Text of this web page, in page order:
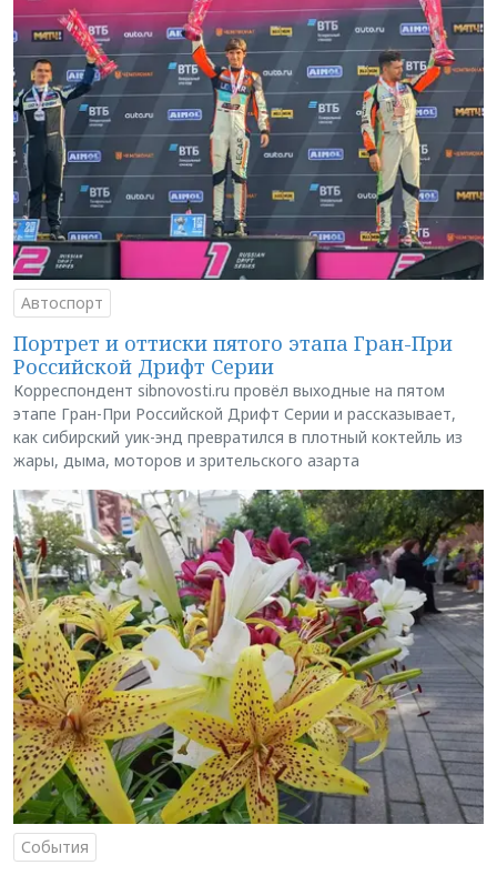
Автоспорт
Портрет и оттиски пятого этапа Гран-При
Российской Дрифт Серии
Корреспондент sibnovosti.ru провёл выходные на пятом
этапе Гран-При Российской Дрифт Серии и рассказывает,
как сибирский уик-энд превратился в плотный коктейль из
жары, дыма, моторов и зрительского азарта
События